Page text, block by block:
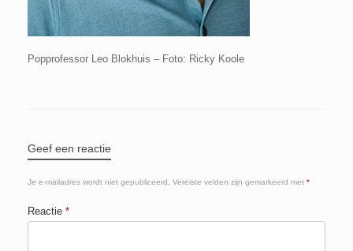
Popprofessor Leo Blokhuis – Foto: Ricky Koole
Geef een reactie
Je e-mailadres wordt niet gepubliceerd. Vereiste velden zijn gemarkeerd met *
Reactie *